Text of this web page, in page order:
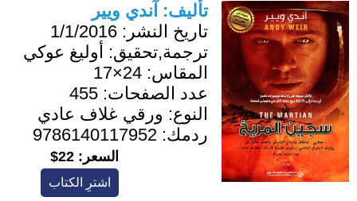
تأليف: آندي ويير
تاريخ النشر: 1/1/2016
ترجمة,تحقيق: أوليغ عوكي
المقاس: 24×17
عدد الصفحات: 455
النوع: ورقي غلاف عادي
ردمك: 9786140117952
السعر: 22$
اشترِ الكتاب